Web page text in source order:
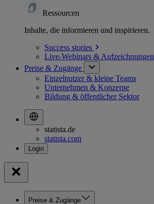
Ressourcen
Inhalte, die informieren und inspirieren.
Success stories
Live-Webinars & Aufzeichnungen
Preise & Zugänge
Einzelnutzer & kleine Teams
Unternehmen & Konzerne
Bildung & öffentlicher Sektor
statista.de
statista.com
Preise & Zugänge